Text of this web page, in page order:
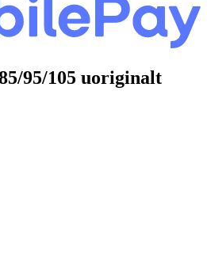
95/105 uoriginalt